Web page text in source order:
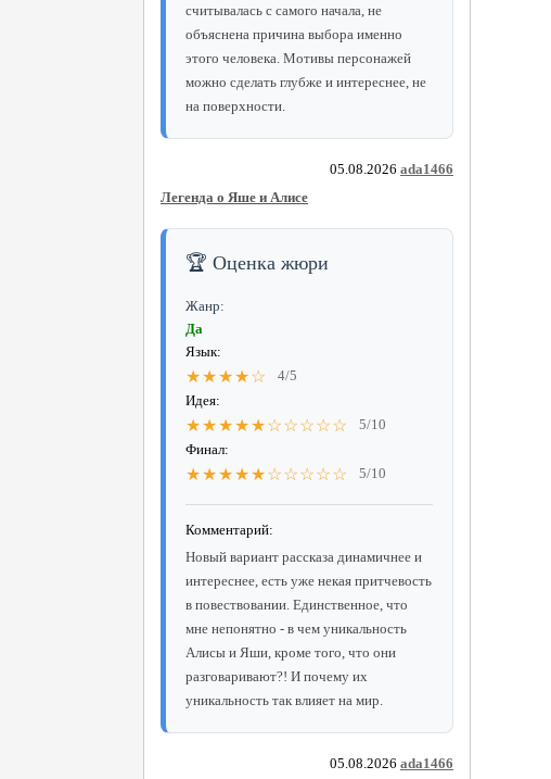
считывалась с самого начала, не
объяснена причина выбора именно
этого человека. Мотивы персонажей
можно сделать глубже и интереснее, не
на поверхности.
05.08.2026 ada1466
Легенда о Яше и Алисе
🏆 Оценка жюри
Жанр:
Да
Язык:
★★★★☆
4/5
Идея:
★★★★★☆☆☆☆☆
5/10
Финал:
★★★★★☆☆☆☆☆ 5/10
Комментарий:
Новый вариант рассказа динамичнее и
интереснее, есть уже некая притчевость
в повествовании. Единственное, что
мне непонятно - в чем уникальность
Алисы и Яши, кроме того, что они
разговаривают?! И почему их
уникальность так влияет на мир.
05.08.2026 ada1466